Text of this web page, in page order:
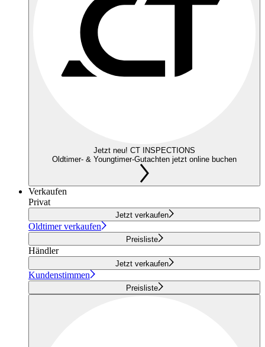
Jetzt neu! CT INSPECTIONS
Oldtimer- & Youngtimer-Gutachten jetzt online buchen
Verkaufen
Privat
Jetzt verkaufen
Oldtimer verkaufen
Preisliste
Händler
Jetzt verkaufen
Kundenstimmen
Preisliste